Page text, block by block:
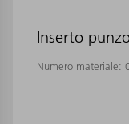
Inserto
Numero materiale: